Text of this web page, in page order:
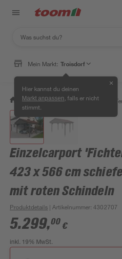
Mein Markt: Troisdorf
Hier kannst du deinen
Markt anpassen , falls er nicht
stimmt.
✕
/ Garten & Freizeit / Carports &
Einzelcarport
423 x 566 cm
mit roten Schindeln
Produktdetails | Artikelnummer:4302707
5.299,00 €
inkl. 19% MwSt.